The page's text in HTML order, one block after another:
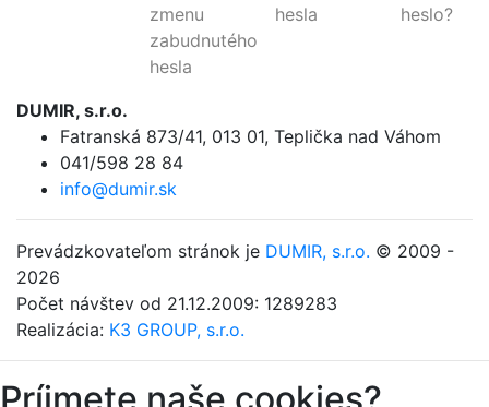
zmenu
zabudnutého
hesla
hesla
heslo?
DUMIR, s.r.o.
Fatranská 873/41, 013 01, Teplička nad Váhom
041/598 28 84
info@dumir.sk
Prevádzkovateľom stránok je DUMIR, s.r.o. © 2009 -
2026
Počet návštev od 21.12.2009: 1289283
Realizácia: K3 GROUP, s.r.o.